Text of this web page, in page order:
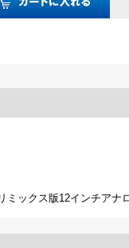
ックス版12インチアナ